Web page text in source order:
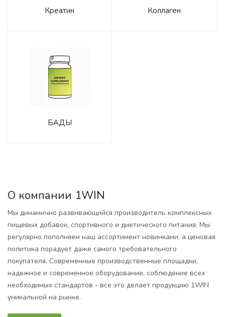
Креатин Коллаген
БАДЫ
О компании 1WIN
Мы динамично развивающийся производитель комплексных
пищевых добавок, спортивного и диетического питания. Мы
регулярно пополняем наш ассортимент новинками, а ценовая
политика порадует даже самого требовательного
покупателя. Современные производственные площадки,
надежное и современное оборудование, соблюдение всех
необходимых стандартов - все это делает продукцию 1WIN
уникальной на рынке.